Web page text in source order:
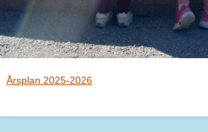
Årsplan 2025-2026